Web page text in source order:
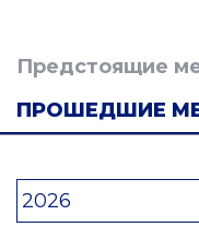
Предстоящие
ПРОШЕДШИЕ